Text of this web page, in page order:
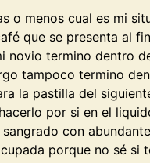
o menos cual es mi
que se presenta al
novio termino dentro
tampoco termino
la pastilla del
por si en el
con
porque no sé si